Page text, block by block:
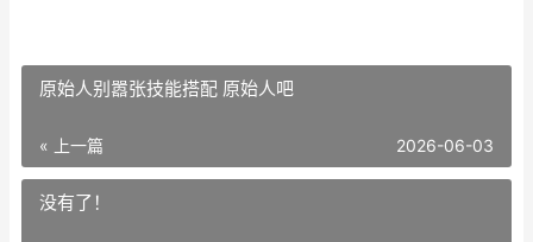
原始人别嚣张技能搭配 原始人吧
« 上一篇 2026-06-03
没有了！